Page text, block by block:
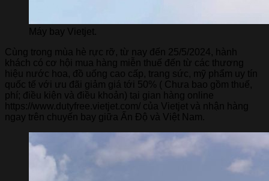
Máy bay Vietjet.
Cùng trong mùa hè rực rỡ, từ nay đến 25/5/2024, hành
khách có cơ hội mua hàng miễn thuế đến từ các thương
hiệu nước hoa, đồ uống cao cấp, trang sức, mỹ phẩm uy tín
quốc tế với ưu đãi giảm giá tới 50% ( Chưa bao gồm thuế,
phí; điều kiện và điều khoản) tại gian hàng online
https://www.dutyfree.vietjet.com/ của Vietjet và nhận hàng
ngay trên chuyến bay giữa Ấn Độ và Việt Nam.